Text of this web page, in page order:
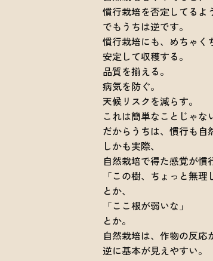
慣行栽培を否定してるよ
でもうちは逆です。
慣行栽培にも、めちゃく
安定して収穫する。
品質を揃える。
病気を防ぐ。
天候リスクを減らす。
これは簡単なことじゃな
だからうちは、慣行も自
しかも実際、
自然栽培で得た感覚が慣
「この樹、ちょっと無理
とか、
「ここ根が弱いな」
とか。
自然栽培は、作物の反応
逆に基本が見えやすい。